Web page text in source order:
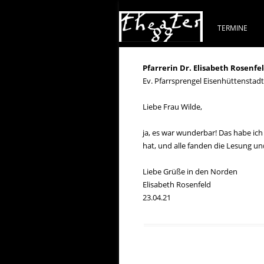
TERMINE
Pfarrerin Dr. Elisabeth
Ev. Pfarrsprengel
Liebe Frau Wilde,
ja, es war wunderbar! Das habe
hat, und alle fanden die Lesung
Liebe Grüße in den Norden
Elisabeth Rosenfeld
23.04.21